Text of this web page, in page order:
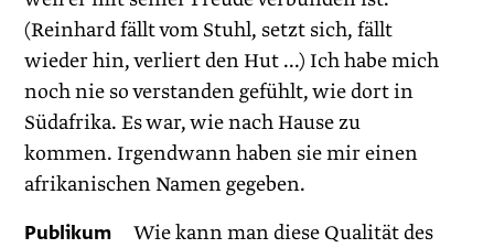
(Reinhard fällt vom Stuhl, setzt sich, fällt
wieder hin, verliert den Hut ...) Ich habe mich
noch nie so verstanden gefühlt, wie dort in
Südafrika. Es war, wie nach Hause zu
kommen. Irgendwann haben sie mir einen
afrikanischen Namen gegeben.
Publikum Wie kann man diese Qualität des